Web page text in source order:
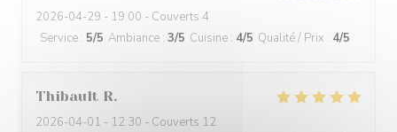
2026-04-29 - 19:00 - Couverts 4
Service : 5/5 Ambiance : 3/5 Cuisine : 4/5 Qualité / Prix : 4/5
Thibault R
2026-04-01 - 12:30 - Couverts 12